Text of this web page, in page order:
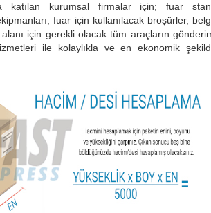
katılan kurumsal firmalar için; fuar
fuar için kullanılacak broşürler,
için gerekli olacak tüm araçların
ile kolaylıkla ve en ekonomik